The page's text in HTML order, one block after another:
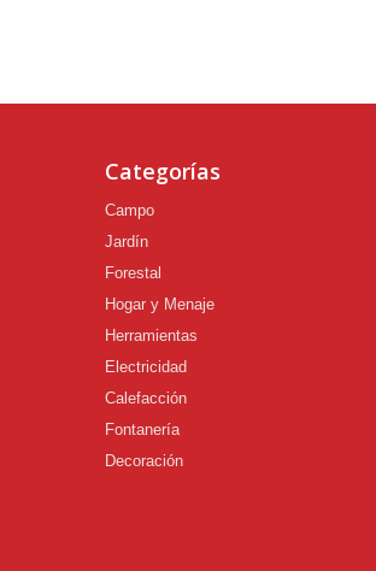
Categorías
Campo
Jardín
Forestal
Hogar y Menaje
Herramientas
Electricidad
Calefacción
Fontanería
Decoración